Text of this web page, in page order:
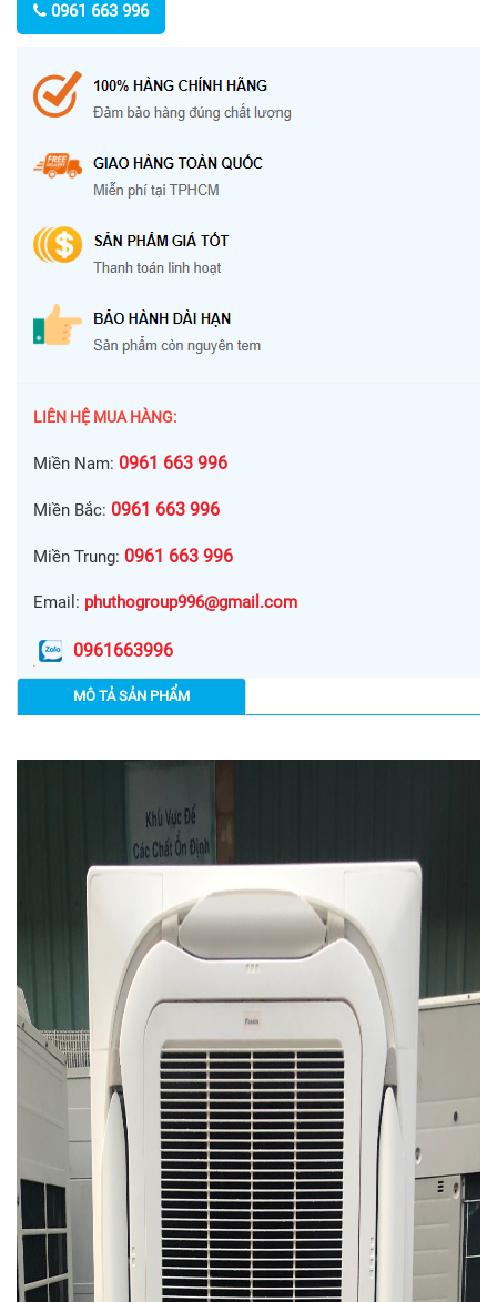
0961 663 996
LIÊN HỆ MUA HÀNG:
Miền Nam: 0961 663 996
Miền Bắc: 0961 663 996
Miền Trung: 0961 663 996
Email: phuthogroup996@gmail.com
0961663996
MÔ TẢ SẢN PHẨM